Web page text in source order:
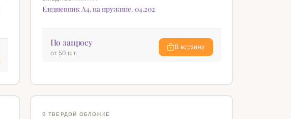
Едедневник А4, на пружине. 04.202
По запросу
от 50 шт.
В корзину
В ТВЕРДОЙ ОБЛОЖКЕ